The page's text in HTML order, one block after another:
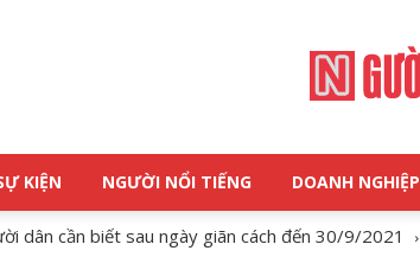
KIỆN NGƯỜI NỔI TIẾNG DOANH NGHIỆP
dân cần biết sau ngày giãn cách đến 30/9/2021